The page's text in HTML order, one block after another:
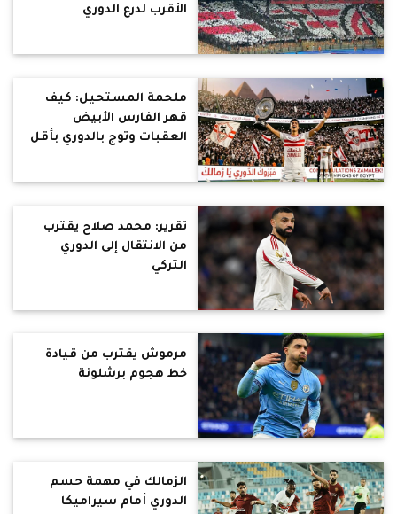
الأقرب لدرع الدوري
ملحمة المستحيل: كيف
قهر الفارس الأبيض
العقبات وتوج بالدوري بأقل
تقرير: محمد صلاح يقترب
من الانتقال إلى الدوري
التركي
مرموش يقترب من قيادة
خط هجوم برشلونة
الزمالك في مهمة حسم
الدوري أمام سيراميكا